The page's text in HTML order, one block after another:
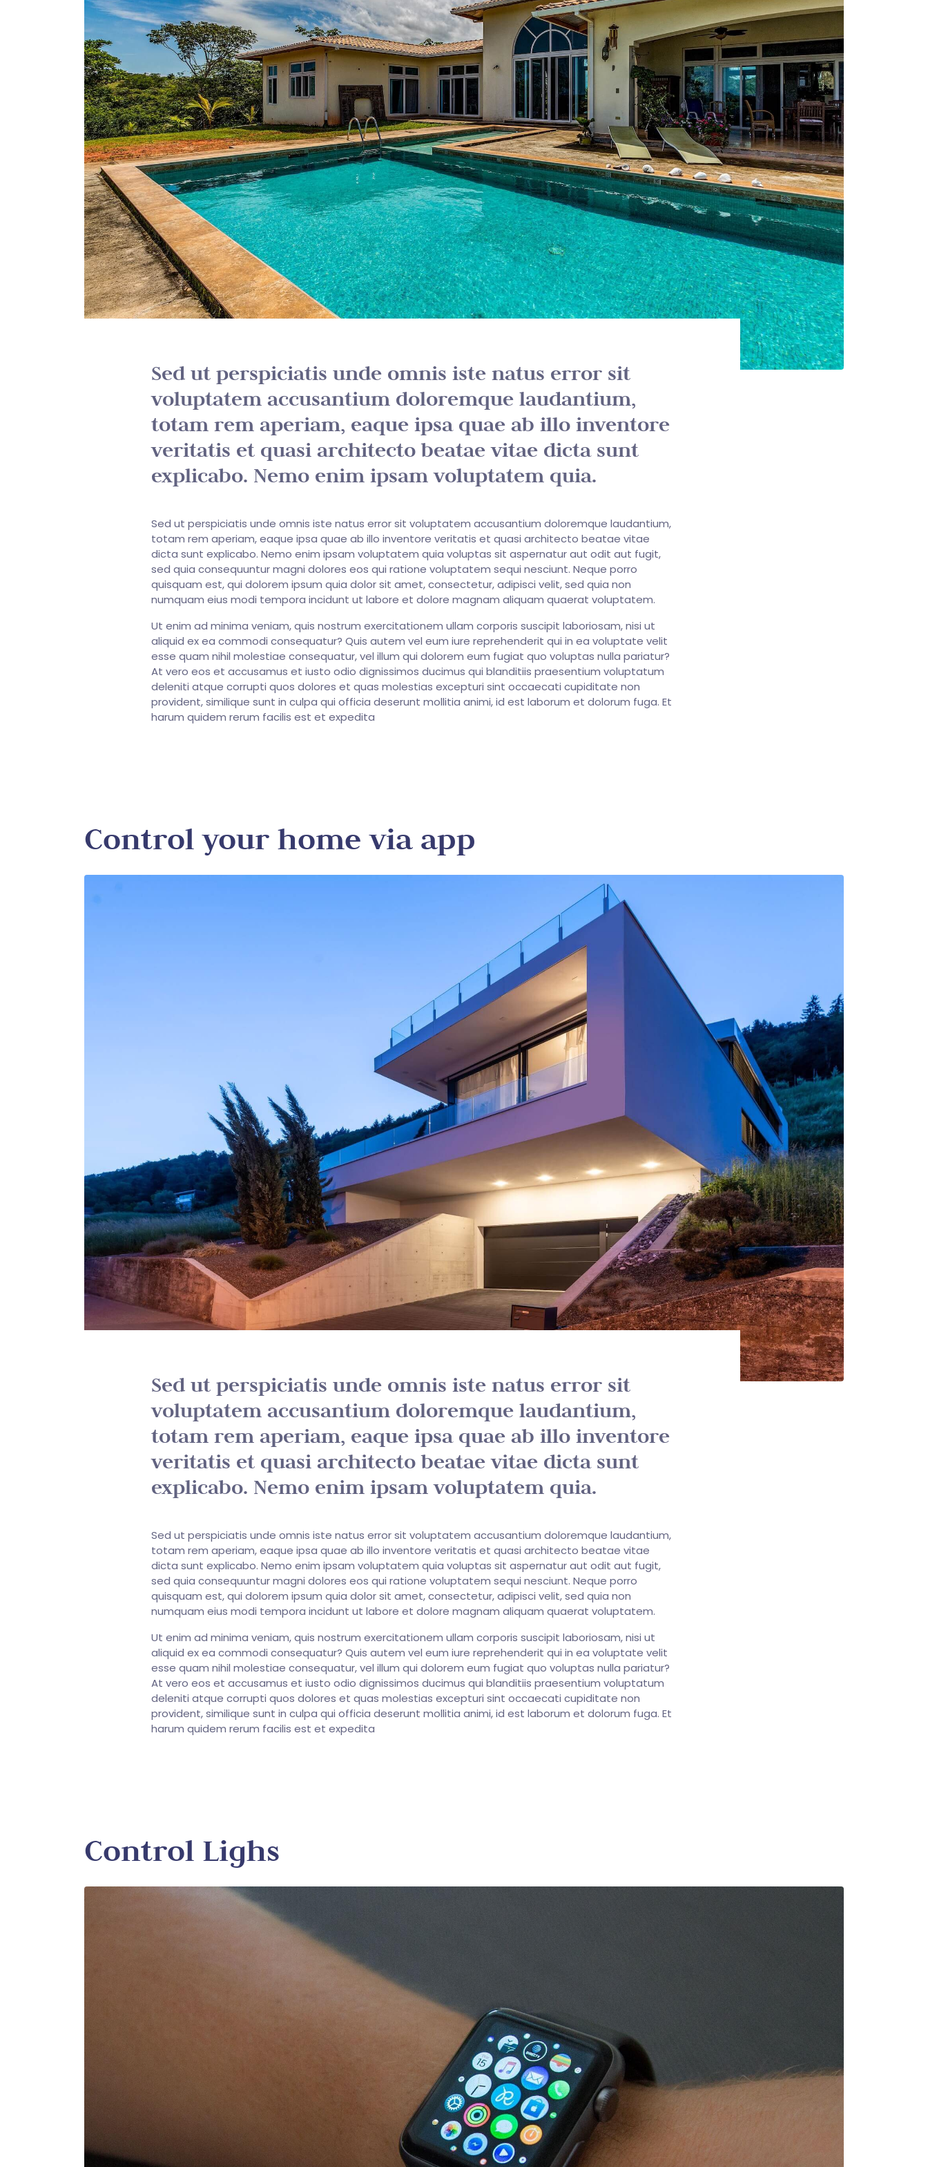
Sed ut perspiciatis unde omnis iste natus error sit
voluptatem accusantium doloremque laudantium,
totam rem aperiam, eaque ipsa quae ab illo inventore
veritatis et quasi architecto beatae vitae dicta sunt
explicabo. Nemo enim ipsam voluptatem quia.
Sed ut perspiciatis unde omnis iste natus error sit voluptatem accusantium doloremque laudantium,
totam rem aperiam, eaque ipsa quae ab illo inventore veritatis et quasi architecto beatae vitae
dicta sunt explicabo. Nemo enim ipsam voluptatem quia voluptas sit aspernatur aut odit aut fugit,
sed quia consequuntur magni dolores eos qui ratione voluptatem sequi nesciunt. Neque porro
quisquam est, qui dolorem ipsum quia dolor sit amet, consectetur, adipisci velit, sed quia non
numquam eius modi tempora incidunt ut labore et dolore magnam aliquam quaerat voluptatem.
Ut enim ad minima veniam, quis nostrum exercitationem ullam corporis suscipit laboriosam, nisi ut
aliquid ex ea commodi consequatur? Quis autem vel eum iure reprehenderit qui in ea voluptate velit
esse quam nihil molestiae consequatur, vel illum qui dolorem eum fugiat quo voluptas nulla pariatur?
At vero eos et accusamus et iusto odio dignissimos ducimus qui blanditiis praesentium voluptatum
deleniti atque corrupti quos dolores et quas molestias excepturi sint occaecati cupiditate non
provident, similique sunt in culpa qui officia deserunt mollitia animi, id est laborum et dolorum fuga. Et
harum quidem rerum facilis est et expedita
Control your home via app
Sed ut perspiciatis unde omnis iste natus error sit
voluptatem accusantium doloremque laudantium,
totam rem aperiam, eaque ipsa quae ab illo inventore
veritatis et quasi architecto beatae vitae dicta sunt
explicabo. Nemo enim ipsam voluptatem quia.
Sed ut perspiciatis unde omnis iste natus error sit voluptatem accusantium doloremque laudantium,
totam rem aperiam, eaque ipsa quae ab illo inventore veritatis et quasi architecto beatae vitae
dicta sunt explicabo. Nemo enim ipsam voluptatem quia voluptas sit aspernatur aut odit aut fugit,
sed quia consequuntur magni dolores eos qui ratione voluptatem sequi nesciunt. Neque porro
quisquam est, qui dolorem ipsum quia dolor sit amet, consectetur, adipisci velit, sed quia non
numquam eius modi tempora incidunt ut labore et dolore magnam aliquam quaerat voluptatem.
Ut enim ad minima veniam, quis nostrum exercitationem ullam corporis suscipit laboriosam, nisi ut
aliquid ex ea commodi consequatur? Quis autem vel eum iure reprehenderit qui in ea voluptate velit
esse quam nihil molestiae consequatur, vel illum qui dolorem eum fugiat quo voluptas nulla pariatur?
At vero eos et accusamus et iusto odio dignissimos ducimus qui blanditiis praesentium voluptatum
deleniti atque corrupti quos dolores et quas molestias excepturi sint occaecati cupiditate non
provident, similique sunt in culpa qui officia deserunt mollitia animi, id est laborum et dolorum fuga. Et
harum quidem rerum facilis est et expedita
Control Lighs